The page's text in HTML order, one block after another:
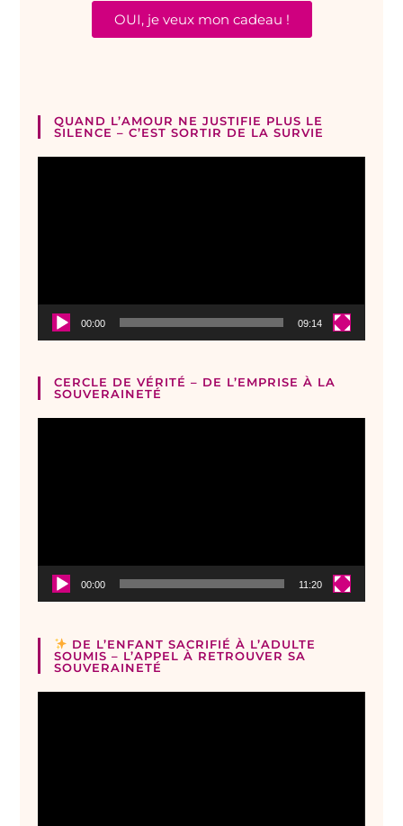
OUI, je veux mon cadeau !
QUAND L’AMOUR NE JUSTIFIE PLUS LE
SILENCE – C’EST SORTIR DE LA SURVIE
00:00 09:14
CERCLE DE VÉRITÉ – DE L’EMPRISE À LA
SOUVERAINETÉ
00:00 11:20
DE L’ENFANT SACRIFIÉ À L’ADULTE
SOUMIS – L’APPEL À RETROUVER SA
SOUVERAINETÉ